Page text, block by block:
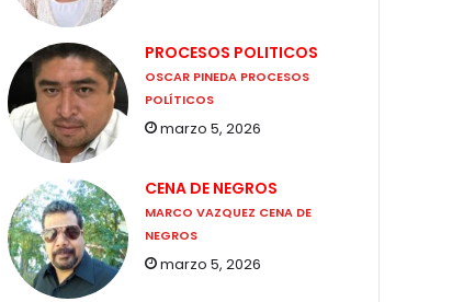
PROCESOS POLITICOS
OSCAR PINEDA PROCESOS
POLÍTICOS
marzo 5, 2026
CENA DE NEGROS
MARCO VAZQUEZ CENA DE
NEGROS
marzo 5, 2026